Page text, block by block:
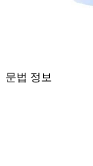
문법 정보